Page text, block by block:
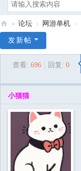
1
M
» 论坛 › 网游单机 ›
发新帖
查看: 696 回复: 0
小猫猫